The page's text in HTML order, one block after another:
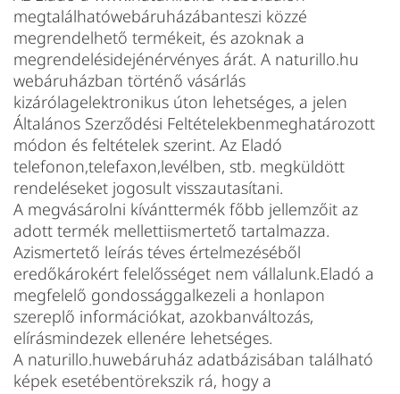
megtalálhatówebáruházábanteszi közzé
megrendelhető termékeit, és azoknak a
megrendelésidejénérvényes árát. A naturillo.hu
webáruházban történő vásárlás
kizárólagelektronikus úton lehetséges, a jelen
Általános Szerződési Feltételekbenmeghatározott
módon és feltételek szerint. Az Eladó
telefonon,telefaxon,levélben, stb. megküldött
rendeléseket jogosult visszautasítani.
A megvásárolni kívánttermék főbb jellemzőit az
adott termék mellettiismertető tartalmazza.
Azismertető leírás téves értelmezéséből
eredőkárokért felelősséget nem vállalunk.Eladó a
megfelelő gondossággalkezeli a honlapon
szereplő információkat, azokbanváltozás,
elírásmindezek ellenére lehetséges.
A naturillo.huwebáruház adatbázisában található
képek esetébentörekszik rá, hogy a